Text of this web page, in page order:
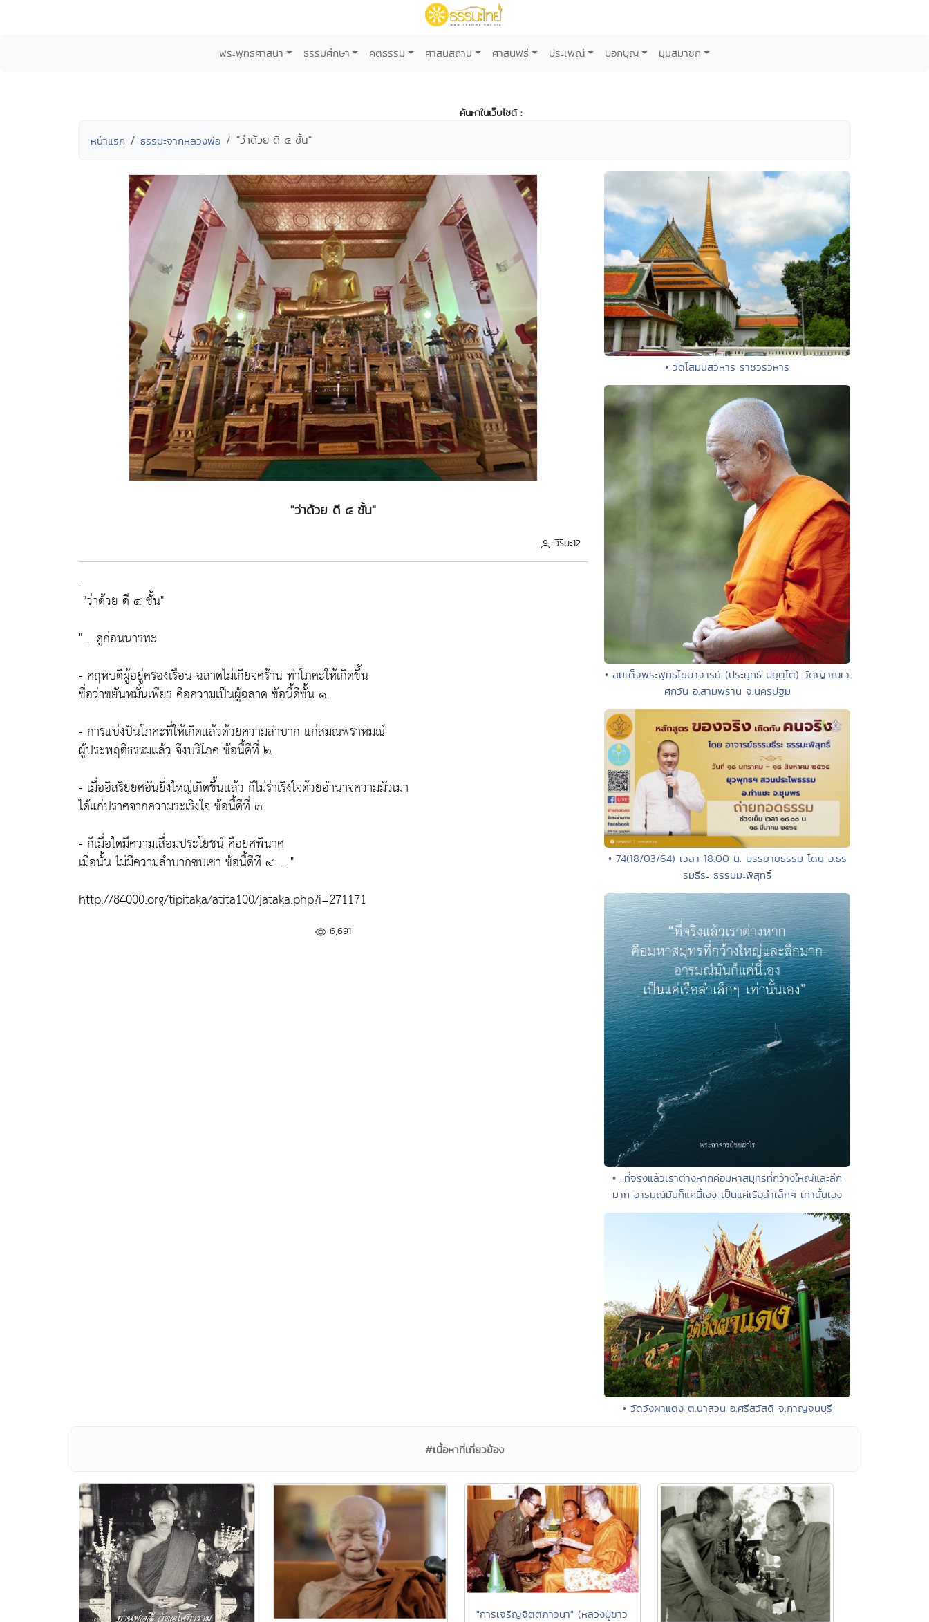
พระพุทธศาสนา ธรรมศึกษา คติธรรม ศาสนสถาน ศาสนพิธี ประเพณี บอกบุญ มุมสมาชิก
ค้นหาในเว็บไซต์ :
หน้าแรก ธรรมะจากหลวงพ่อ "ว่าด้วย ดี ๔ ชั้น"
"ว่าด้วย ดี ๔ ชั้น"
วิริยะ12
.
"ว่าด้วย ดี ๔ ชั้น"
" .. ดูก่อนนารทะ
- คฤหบดีผู้อยู่ครองเรือน ฉลาดไม่เกียจคร้าน ทำโภคะให้เกิดขึ้น
ชื่อว่าขยันหมั่นเพียร คือความเป็นผู้ฉลาด ข้อนี้ดีชั้น ๑.
- การแบ่งปันโภคะที่ให้เกิดแล้วด้วยความลำบาก แก่สมณพราหมณ์
ผู้ประพฤติธรรมแล้ว จึงบริโภค ข้อนี้ดีที่ ๒.
- เมื่ออิสริยยศอันยิ่งใหญ่เกิดขึ้นแล้ว ก็ไม่ร่าเริงใจด้วยอำนาจความมัวเมา
ได้แก่ปราศจากความระเริงใจ ข้อนี้ดีที่ ๓.
- ก็เมื่อใดมีความเสื่อมประโยชน์ คือยศพินาศ
เมื่อนั้น ไม่มีความลำบากซบเซา ข้อนี้ดีที ๔. .. "
http://84000.org/tipitaka/atita100/jataka.php?i=271171
6,691
• วัดโสมนัสวิหาร ราชวรวิหาร
• สมเด็จพระพุทธโฆษาจารย์ (ประยุทธ์ ปยุตฺโต) วัดญาณเว
ศกวัน อ.สามพราน จ.นครปฐม
• 74(18/03/64) เวลา 18.00 น. บรรยายธรรม โดย อ.ธร
รมธีระ ธรรมมะพิสุทธิ์
• ..ที่จริงแล้วเราต่างหากคือมหาสมุทรที่กว้างใหญ่และลึก
มาก อารมณ์มันก็แค่นี้เอง เป็นแค่เรือลำเล็กๆ เท่านั้นเอง
• วัดวังผาแดง ต.นาสวน อ.ศรีสวัสดิ์ จ.กาญจนบุรี
#เนื้อหาที่เกี่ยวข้อง
"การเจริญจิตตภาวนา" (หลวงปู่ขาว